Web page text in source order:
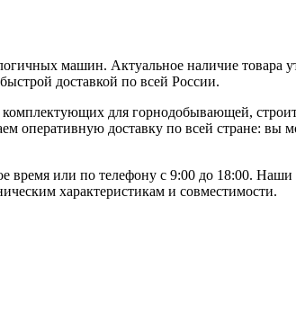
машин. Актуальное наличие товара
доставкой по всей России.
для горнодобывающей,
доставку по всей стране: вы
или по телефону с 9:00 до 18:00.
характеристикам и совместимости.